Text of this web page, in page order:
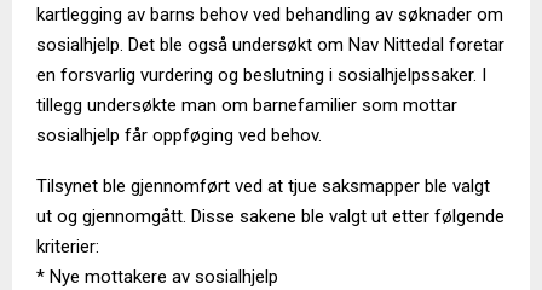
kartlegging av barns behov ved behandling av søknader om
sosialhjelp. Det ble også undersøkt om Nav Nittedal foretar
en forsvarlig vurdering og beslutning i sosialhjelpssaker. I
tillegg undersøkte man om barnefamilier som mottar
sosialhjelp får oppføging ved behov.
Tilsynet ble gjennomført ved at tjue saksmapper ble valgt
ut og gjennomgått. Disse sakene ble valgt ut etter følgende
kriterier:
* Nye mottakere av sosialhjelp